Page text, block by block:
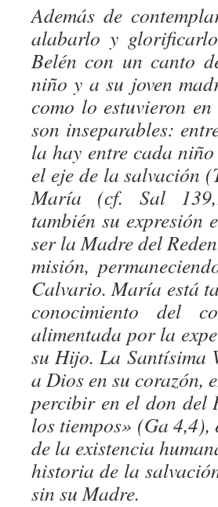
Además de
alabarlo y
Belén con un canto
niño y a su joven
como lo estuvieron
son inseparables:
la hay entre cada
el eje de la salvación
María (cf. Sal
también su expresión
ser la Madre del
misión,
Calvario. María está
conocimiento del
alimentada por la
su Hijo. La Santísima
a Dios en su corazón,
percibir en el don del
los tiempos» (Ga
de la existencia
historia de la
sin su Madre.